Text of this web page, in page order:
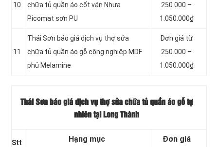
10
chữa tủ quần áo cốt ván Nhựa
Picomat sơn PU
250.000 –
1.050.000₫
11
Thái Sơn báo giá dịch vụ thợ sửa
chữa tủ quần áo gỗ công nghiệp MDF
phủ Melamine
Đơn giá từ
250.000 –
1.050.000₫
Thái Sơn báo giá dịch vụ thợ sửa chữa tủ quần áo gỗ tự
nhiên tại Long Thành
Stt Hạng mục Đơn giá